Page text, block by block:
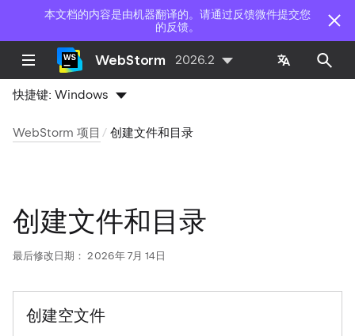
本文档的内容是由机器翻译的。请通过反馈微件提交您
的反馈。
WebStorm 2026.2
快捷键:Windows
WebStorm 项目 创建文件和目录
创建文件和目录
最后修改日期： 2026年 7月 14日
创建空文件